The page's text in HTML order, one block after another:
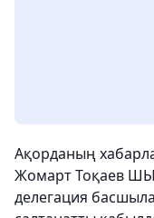
Ақорданың
Жомарт Тоқаев
делегация